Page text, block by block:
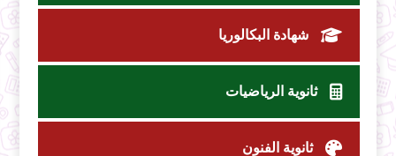
شهادة البكالوريا
ثانوية الرياضيات
ثانوية الفنون